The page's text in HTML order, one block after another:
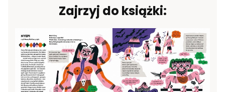
Zajrzyj do książki: